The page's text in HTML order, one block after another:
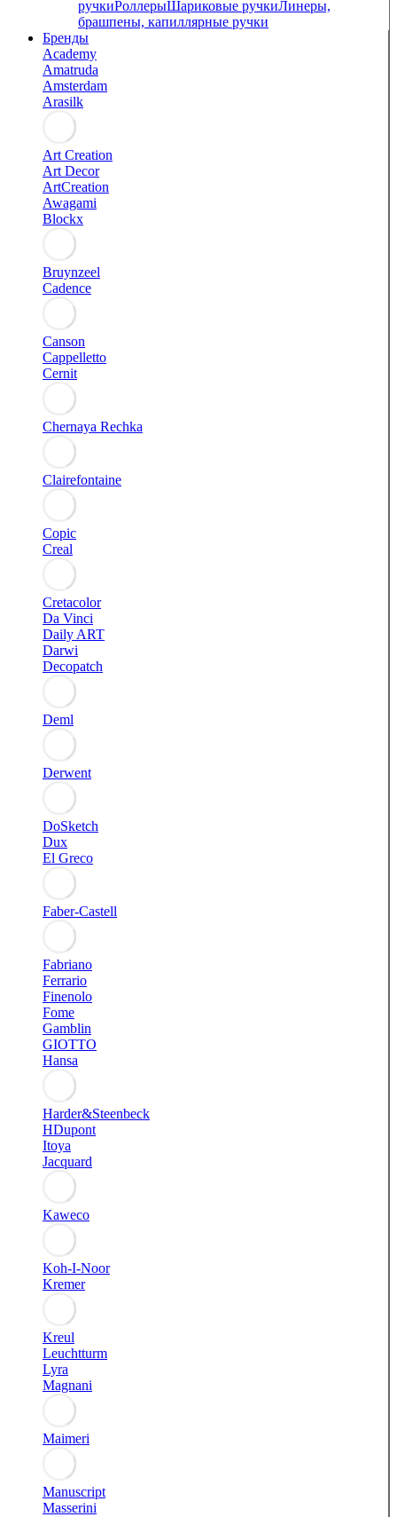
ручкиРоллерыШариковые ручкиЛинеры,
брашпены, капиллярные ручки
Бренды
Academy
Amatruda
Amsterdam
Arasilk
Art Creation
Art Decor
ArtCreation
Awagami
Blockx
Bruynzeel
Cadence
Canson
Cappelletto
Cernit
Chernaya Rechka
Clairefontaine
Copic
Creal
Cretacolor
Da Vinci
Daily ART
Darwi
Decopatch
Deml
Derwent
DoSketch
Dux
El Greco
Faber-Castell
Fabriano
Ferrario
Finenolo
Fome
Gamblin
GIOTTO
Hansa
Harder&Steenbeck
HDupont
Itoya
Jacquard
Kaweco
Koh-I-Noor
Kremer
Kreul
Leuchtturm
Lyra
Magnani
Maimeri
Manuscript
Masserini